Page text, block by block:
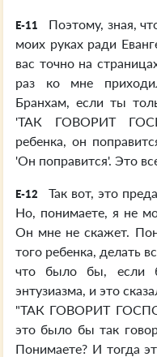
E-11
Поэтому, зная,
моих руках ради
вас точно на
раз ко мне
Бранхам, если ты
'ТАК ГОВОРИТ
ребенка, он
'Он поправится'. Это
E-12
Так вот, это
Но, понимаете, я не
Он мне не скажет.
того ребенка, делать
что было бы, если
энтузиазма, и это
"ТАК ГОВОРИТ
это было бы так
Понимаете? И тогда